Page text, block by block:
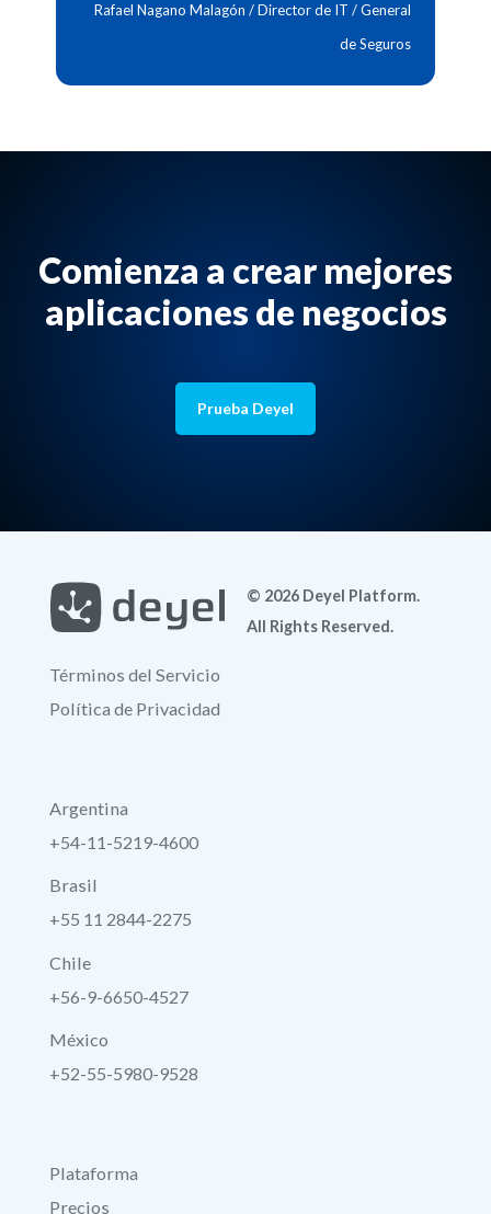
Rafael Nagano Malagón / Director de IT / General
de Seguros
Comienza a crear mejores
aplicaciones de negocios
Prueba Deyel
© 2026 Deyel Platform.
All Rights Reserved.
Términos del Servicio
Política de Privacidad
Argentina
+54-11-5219-4600
Brasil
+55 11 2844-2275
Chile
+56-9-6650-4527
México
+52-55-5980-9528
Plataforma
Precios